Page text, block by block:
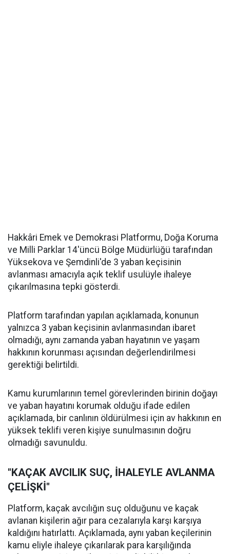
Hakkâri Emek ve Demokrasi Platformu, Doğa Koruma
ve Milli Parklar 14'üncü Bölge Müdürlüğü tarafından
Yüksekova ve Şemdinli'de 3 yaban keçisinin
avlanması amacıyla açık teklif usulüyle ihaleye
çıkarılmasına tepki gösterdi.
Platform tarafından yapılan açıklamada, konunun
yalnızca 3 yaban keçisinin avlanmasından ibaret
olmadığı, aynı zamanda yaban hayatının ve yaşam
hakkının korunması açısından değerlendirilmesi
gerektiği belirtildi.
Kamu kurumlarının temel görevlerinden birinin doğayı
ve yaban hayatını korumak olduğu ifade edilen
açıklamada, bir canlının öldürülmesi için av hakkının en
yüksek teklifi veren kişiye sunulmasının doğru
olmadığı savunuldu.
"KAÇAK AVCILIK SUÇ, İHALEYLE AVLANMA
ÇELİŞKİ"
Platform, kaçak avcılığın suç olduğunu ve kaçak
avlanan kişilerin ağır para cezalarıyla karşı karşıya
kaldığını hatırlattı. Açıklamada, aynı yaban keçilerinin
kamu eliyle ihaleye çıkarılarak para karşılığında